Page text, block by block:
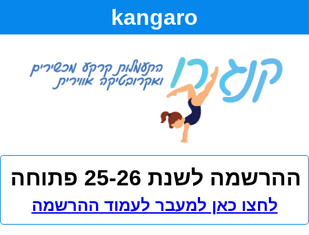
kangaro
ההרשמה לשנת 25-26 פתוחה
לחצו כאן למעבר לעמוד ההרשמה